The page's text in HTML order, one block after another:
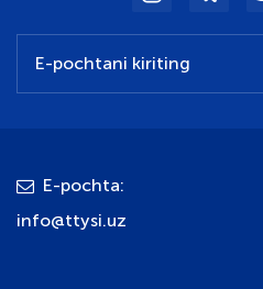
E-pochta:
info@ttysi.uz